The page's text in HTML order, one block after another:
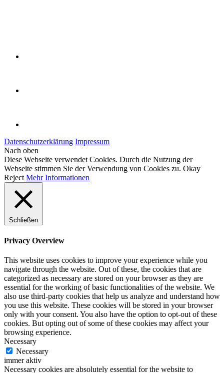
Datenschutzerklärung Impressum
Nach oben
Diese Webseite verwendet Cookies. Durch die Nutzung der
Webseite stimmen Sie der Verwendung von Cookies zu. Okay
Reject Mehr Informationen
Schließen
Privacy Overview
This website uses cookies to improve your experience while you
navigate through the website. Out of these, the cookies that are
categorized as necessary are stored on your browser as they are
essential for the working of basic functionalities of the website. We
also use third-party cookies that help us analyze and understand how
you use this website. These cookies will be stored in your browser
only with your consent. You also have the option to opt-out of these
cookies. But opting out of some of these cookies may affect your
browsing experience.
Necessary
Necessary
immer aktiv
Necessary cookies are absolutely essential for the website to